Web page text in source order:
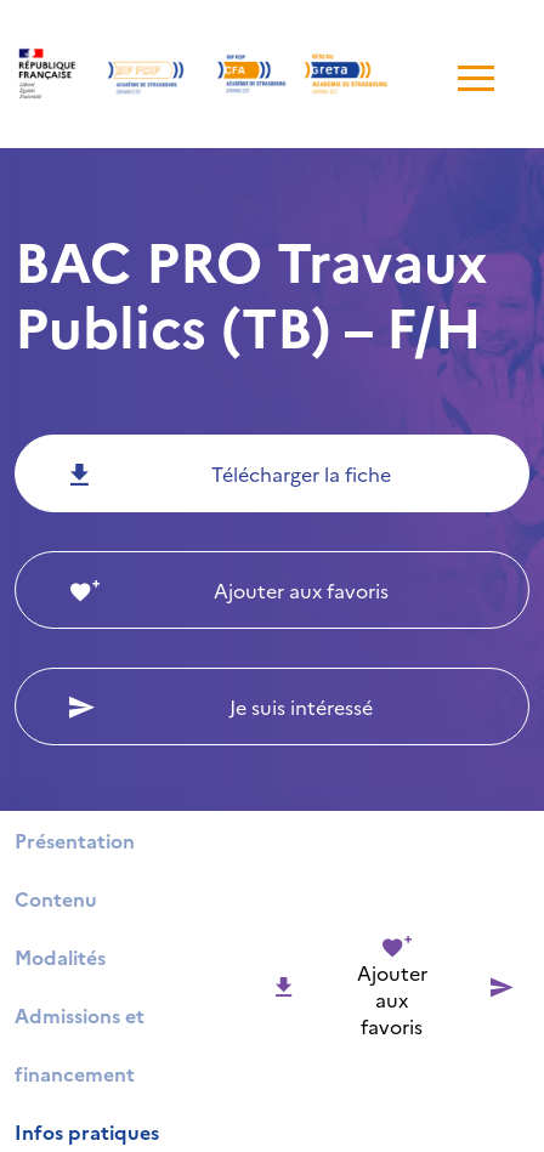
de
BAC PRO Travaux
Publics (TB) – F/H
Télécharger la fiche
Ajouter aux favoris
Je suis intéressé
Présentation
Contenu
Modalités
Admissions et
financement
Infos pratiques
Ajouter
aux
favoris